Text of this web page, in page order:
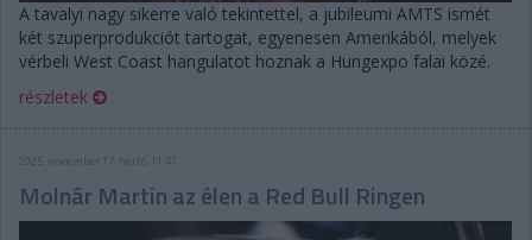
A tavalyi nagy sikerre való tekintettel, a jubileumi AMTS ismét
két szuperprodukciót tartogat, egyenesen Amerikából, melyek
vérbeli West Coast hangulatot hoznak a Hungexpo falai közé.
részletek
2025. november 17. hétfő, 11:47
Molnár Martin az élen a Red Bull Ringen